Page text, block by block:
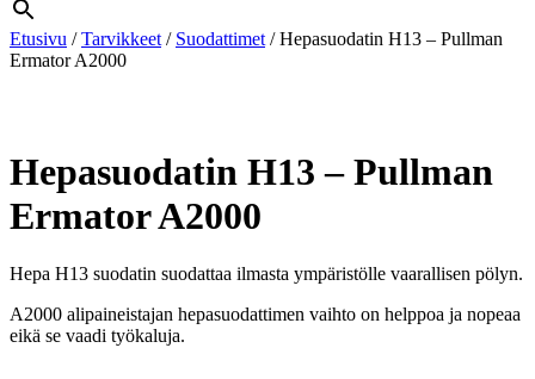
Etusivu /Tarvikkeet / Suodattimet / Hepasuodatin H13 – Pullman
Ermator A2000
Hepasuodatin H13 – Pullman
Ermator A2000
Hepa H13 suodatin suodattaa ilmasta ympäristölle vaarallisen pölyn.
A2000 alipaineistajan hepasuodattimen vaihto on helppoa ja nopeaa
eikä se vaadi työkaluja.